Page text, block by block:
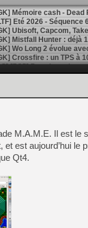
Eté 2026 - Séquence
Mistfall Hunter : déjà
Wo Long 2 évolue
Crossfire : un TPS à
[PS5] Premiers
DOOM arrive en
Bethesda fête les 30
Roblox : l'action en
Agenda - GeForce
Devolver Digital en a
[PS5] ps5-y2jb-
M.A.M.E. Il est le
est aujourd’hui le
Qt4.